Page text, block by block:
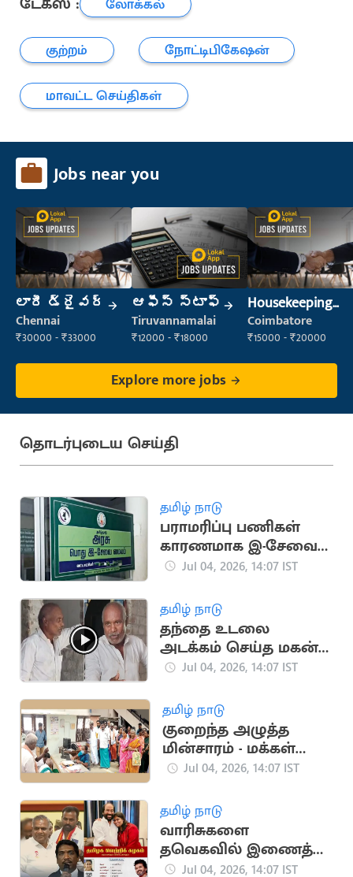
குற்றம்
நோட்டிபிகேஷன்
மாவட்ட செய்திகள்
Jobs near you
లారీ డ్రైవర్
Chennai
₹30000 - ₹33000
ఆఫీస్ స్టాఫ్
Tiruvannamalai
₹12000 - ₹18000
Housekeeping
Staff
(Housekeeping)
Coimbatore
₹15000 - ₹20000
Explore more jobs
தொடர்புடைய செய்தி
தமிழ் நாடு
பராமரிப்பு பணிகள்
காரணமாக இ-சேவை
இணையதளம்
Jul 04, 2026, 14:07 IST
தமிழ் நாடு
தந்தை உடலை
அடக்கம் செய்த மகன்..
திடீரென உயிருடன்
Jul 04, 2026, 14:07 IST
தமிழ் நாடு
குறைந்த அழுத்த
மின்சாரம் - மக்கள்
கடும் அவதி
Jul 04, 2026, 14:07 IST
தமிழ் நாடு
வாரிசுகளை
தவெகவில் இணைத்து
வரும் திமுக?
Jul 04, 2026, 14:07 IST